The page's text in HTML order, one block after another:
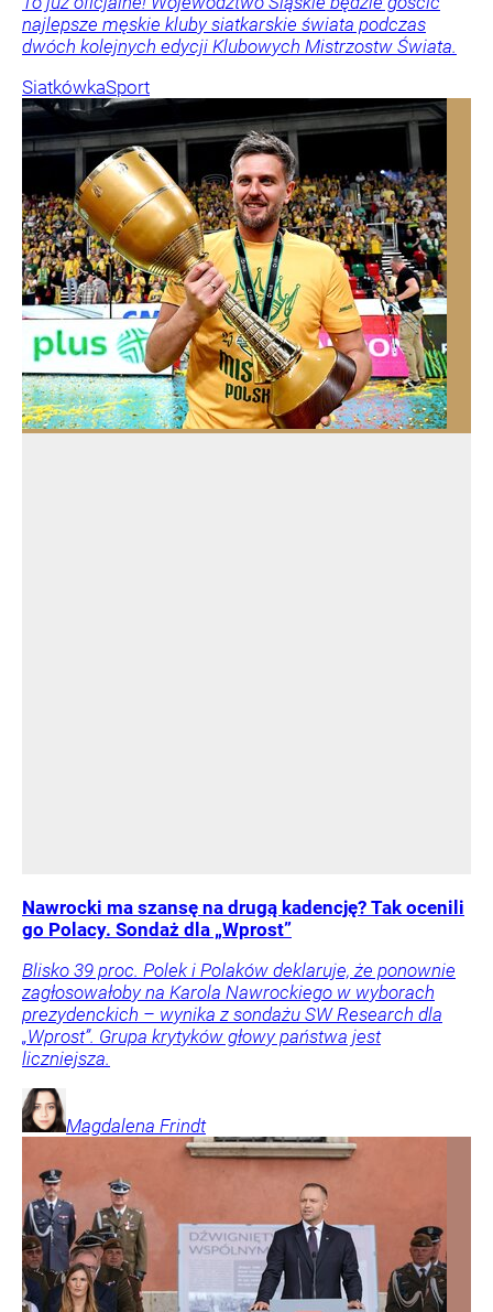
najlepsze męskie kluby siatkarskie świata podczas
dwóch kolejnych edycji Klubowych Mistrzostw Świata.
SiatkówkaSport
Nawrocki ma szansę na drugą kadencję? Tak ocenili
go Polacy. Sondaż dla „Wprost”
Blisko 39 proc. Polek i Polaków deklaruje, że ponownie
zagłosowałoby na Karola Nawrockiego w wyborach
prezydenckich – wynika z sondażu SW Research dla
„Wprost”. Grupa krytyków głowy państwa jest
liczniejsza.
Magdalena Frindt